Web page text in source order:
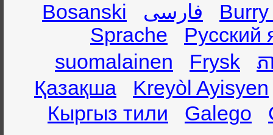
Bosanski
فارسی
Sprache
Русский
suomalainen
Frysk
ភ
Қазақша
Kreyòl Ayisyen
Кыргыз тили
Galego